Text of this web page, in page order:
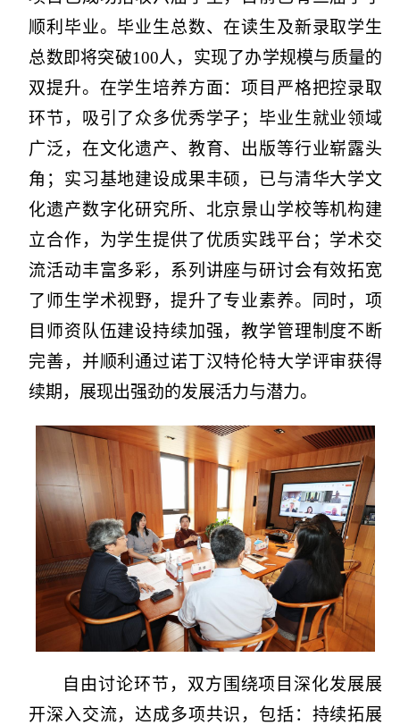
顺利毕业。毕业生总数、在读生及新录取学生
总数即将突破100人，实现了办学规模与质量的
双提升。在学生培养方面：项目严格把控录取
环节，吸引了众多优秀学子；毕业生就业领域
广泛，在文化遗产、教育、出版等行业崭露头
角；实习基地建设成果丰硕，已与清华大学文
化遗产数字化研究所、北京景山学校等机构建
立合作，为学生提供了优质实践平台；学术交
流活动丰富多彩，系列讲座与研讨会有效拓宽
了师生学术视野，提升了专业素养。同时，项
目师资队伍建设持续加强，教学管理制度不断
完善，并顺利通过诺丁汉特伦特大学评审获得
续期，展现出强劲的发展活力与潜力。
自由讨论环节，双方围绕项目深化发展展
开深入交流，达成多项共识，包括：持续拓展